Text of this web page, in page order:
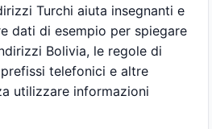
Turchi aiuta insegnanti e
dati di esempio per spiegare
Bolivia, le regole di
telefonici e altre
utilizzare informazioni